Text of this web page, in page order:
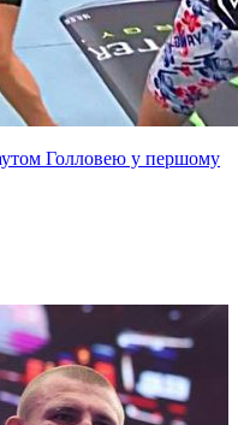
Голловею у першому